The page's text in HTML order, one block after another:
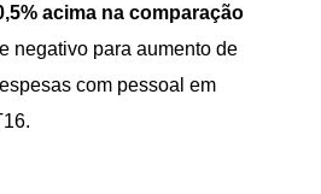
acima na comparação
negativo para aumento de
com pessoal em